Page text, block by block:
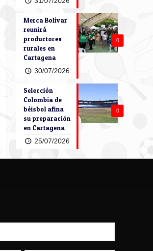
0
Merca Bolívar
reunirá
productores
rurales en
Cartagena
30/07/2026
0
Selección
Colombia de
béisbol afina
su preparación
en Cartagena
25/07/2026